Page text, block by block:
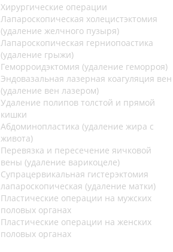
Хирургические операции
Лапароскопическая холецистэктомия
(удаление желчного пузыря)
Лапароскопическая герниопоастика
(удаление грыжи)
Геморроидэктомия (удаление геморроя)
Эндовазальная лазерная коагуляция вен
(удаление вен лазером)
Удаление полипов толстой и прямой
кишки
Абдоминопластика (удаление жира с
живота)
Перевязка и пересечение яичковой
вены (удаление варикоцеле)
Супрацервикальная гистерэктомия
лапароскопическая (удаление матки)
Пластические операции на мужских
половых органах
Пластические операции на женских
половых органах